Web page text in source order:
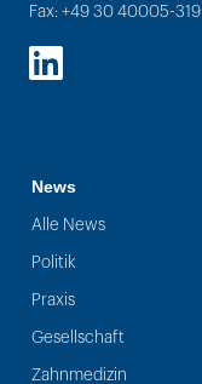
Fax: +49 30 40005-319
LinkedIn
News
Alle News
Politik
Praxis
Gesellschaft
Zahnmedizin